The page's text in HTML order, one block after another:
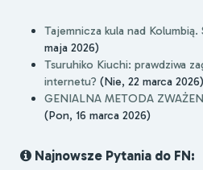
Tajemnicza kula nad Kolumbią.
maja 2026)
Tsuruhiko Kiuchi: prawdziwa
internetu? (Nie, 22 marca 2026)
GENIALNA METODA
(Pon, 16 marca 2026)
Najnowsze Pytania do FN: